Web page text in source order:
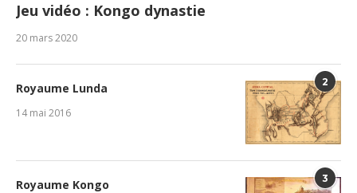
Jeu vidéo : Kongo dynastie
20 mars 2020
2
Royaume Lunda
14 mai 2016
3
Royaume Kongo